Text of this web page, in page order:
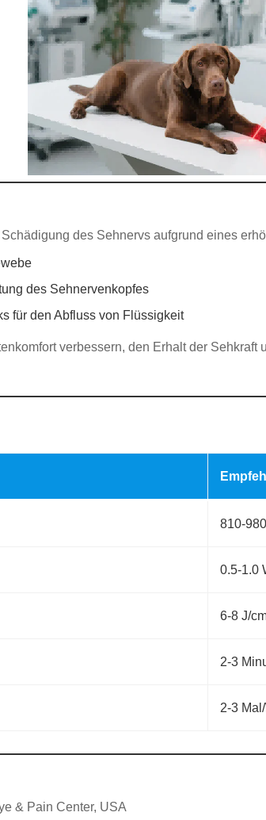
des Sehnervs aufgrund eines
des Sehnervenkopfes
für den Abfluss von Flüssigkeit
verbessern, den Erhalt der
810-
0.5-1.0
6-8 J/
2-3
2-3
& Pain Center, USA